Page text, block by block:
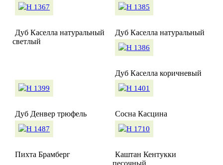
Дуб Каселла натуральный
светлый
Дуб Каселла натуральный
Дуб Каселла коричневый
Дуб Денвер трюфель Сосна Касцина
Пихта Брамберг
Каштан Кентукки